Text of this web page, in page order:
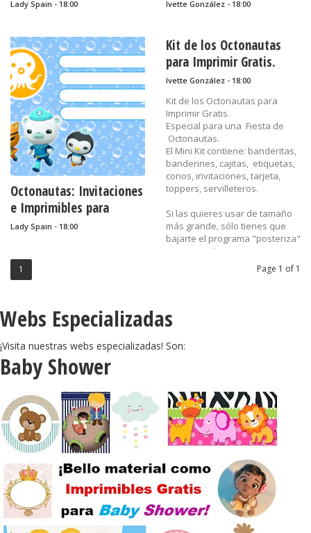
Lady Spain - 18:00 Ivette González - 18:00
Octonautas: Invitaciones
e Imprimibles para
Fiestas Gratis.
Lady Spain - 18:00
Kit de los Octonautas
para Imprimir Gratis.
Ivette González - 18:00
Kit de los Octonautas para
Imprimir Gratis.
Especial para una Fiesta de
Octonautas.
El Mini Kit contiene: banderitas,
banderines, cajitas, etiquetas,
conos, invitaciones, tarjeta,
toppers, servilleteros.
Si las quieres usar de tamaño
más grande, sólo tienes que
bajarte el programa "posteriza"
que es gratis.
Recuerda hacer clic en la
con su mejor calidad.
banderines,
cajitas,
conos,
cumpleaños,
etiquetas,
imprimibles,
Octonautas,...
Page 1 of 1
1
Webs Especializadas
¡Visita nuestras webs especializadas! Son:
Baby Shower